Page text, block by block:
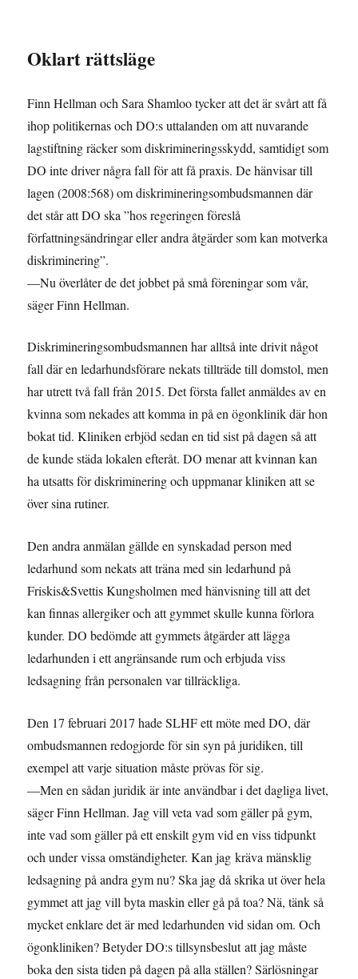
Oklart rättsläge
Finn Hellman och Sara Shamloo tycker att det är svårt att få
ihop politikernas och DO:s uttalanden om att nuvarande
lagstiftning räcker som diskrimineringsskydd, samtidigt som
DO inte driver några fall för att få praxis. De hänvisar till
lagen (2008:568) om diskrimineringsombudsmannen där
det står att DO ska ”hos regeringen föreslå
författningsändringar eller andra åtgärder som kan motverka
diskriminering”.
—Nu överlåter de det jobbet på små föreningar som vår,
säger Finn Hellman.
Diskrimineringsombudsmannen har alltså inte drivit något
fall där en ledarhundsförare nekats tillträde till domstol, men
har utrett två fall från 2015. Det första fallet anmäldes av en
kvinna som nekades att komma in på en ögonklinik där hon
bokat tid. Kliniken erbjöd sedan en tid sist på dagen så att
de kunde städa lokalen efteråt. DO menar att kvinnan kan
ha utsatts för diskriminering och uppmanar kliniken att se
över sina rutiner.
Den andra anmälan gällde en synskadad person med
ledarhund som nekats att träna med sin ledarhund på
Friskis&Svettis Kungsholmen med hänvisning till att det
kan finnas allergiker och att gymmet skulle kunna förlora
kunder. DO bedömde att gymmets åtgärder att lägga
ledarhunden i ett angränsande rum och erbjuda viss
ledsagning från personalen var tillräckliga.
Den 17 februari 2017 hade SLHF ett möte med DO, där
ombudsmannen redogjorde för sin syn på juridiken, till
exempel att varje situation måste prövas för sig.
—Men en sådan juridik är inte användbar i det dagliga livet,
säger Finn Hellman. Jag vill veta vad som gäller på gym,
inte vad som gäller på ett enskilt gym vid en viss tidpunkt
och under vissa omständigheter. Kan jag kräva mänsklig
ledsagning på andra gym nu? Ska jag då skrika ut över hela
gymmet att jag vill byta maskin eller gå på toa? Nä, tänk så
mycket enklare det är med ledarhunden vid sidan om. Och
ögonkliniken? Betyder DO:s tillsynsbeslut att jag måste
boka den sista tiden på dagen på alla ställen? Särlösningar